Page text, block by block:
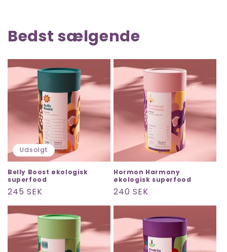
Bedst sælgende
Udsolgt
Belly Boost økologisk
superfood
Normalpris
245 SEK
Hormon Harmony
økologisk superfood
Normalpris
240 SEK